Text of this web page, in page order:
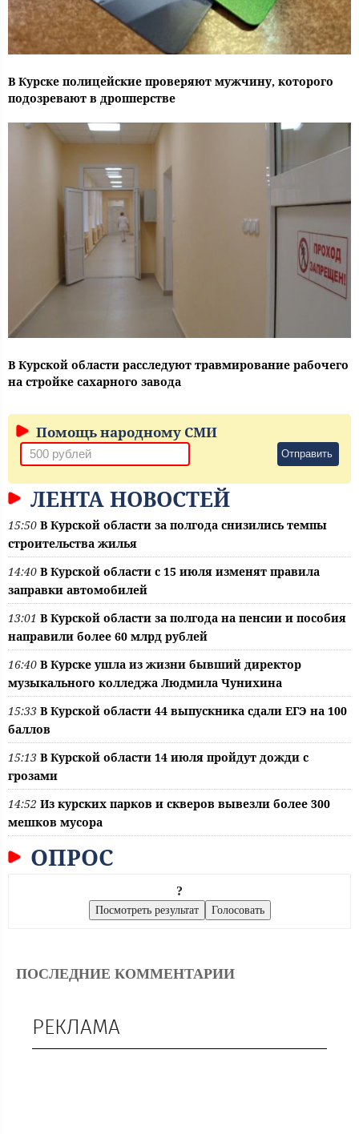
В Курске полицейские проверяют мужчину, которого
подозревают в дропперстве
В Курской области расследуют травмирование рабочего
на стройке сахарного завода
Помощь народному СМИ
Отправить
ЛЕНТА НОВОСТЕЙ
15:50 В Курской области за полгода снизились темпы
строительства жилья
14:40 В Курской области с 15 июля изменят правила
заправки автомобилей
13:01 В Курской области за полгода на пенсии и пособия
направили более 60 млрд рублей
16:40 В Курске ушла из жизни бывший директор
музыкального колледжа Людмила Чунихина
15:33 В Курской области 44 выпускника сдали ЕГЭ на 100
баллов
15:13 В Курской области 14 июля пройдут дожди с
грозами
14:52 Из курских парков и скверов вывезли более 300
мешков мусора
ОПРОС
?
ПОСЛЕДНИЕ КОММЕНТАРИИ
РЕКЛАМА